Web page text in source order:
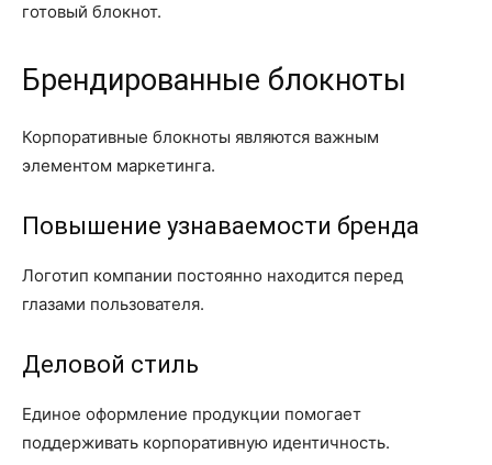
готовый блокнот.
Брендированные блокноты
Корпоративные блокноты являются важным
элементом маркетинга.
Повышение узнаваемости бренда
Логотип компании постоянно находится перед
глазами пользователя.
Деловой стиль
Единое оформление продукции помогает
поддерживать корпоративную идентичность.